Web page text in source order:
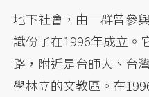
地下社會，由一群曾參
識份子在1996年成立。
路，附近是台師大、台
學林立的文教區。在